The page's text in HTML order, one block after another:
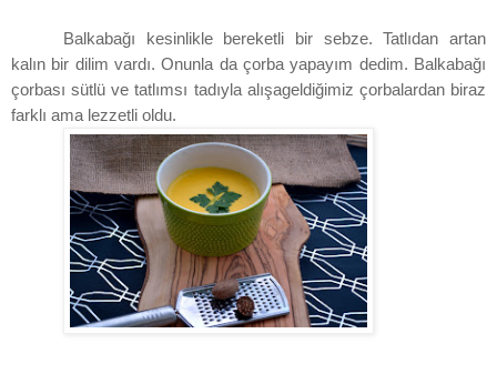
Balkabağı kesinlikle bereketli bir sebze. Tatlıdan artan
kalın bir dilim vardı. Onunla da çorba yapayım dedim. Balkabağı
çorbası sütlü ve tatlımsı tadıyla alışageldiğimiz çorbalardan biraz
farklı ama lezzetli oldu.